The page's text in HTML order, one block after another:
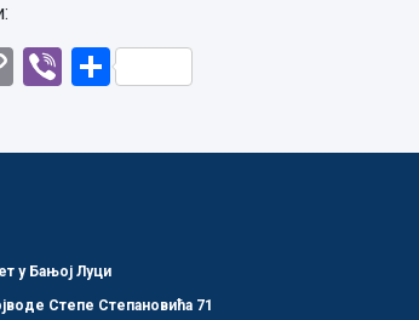
CopyViberShare
у Бањој Луци
Степе Степановића 71